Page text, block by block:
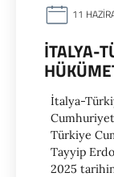
11
İTALYA-
İtalya-
Türkiye
Tayyip
2025